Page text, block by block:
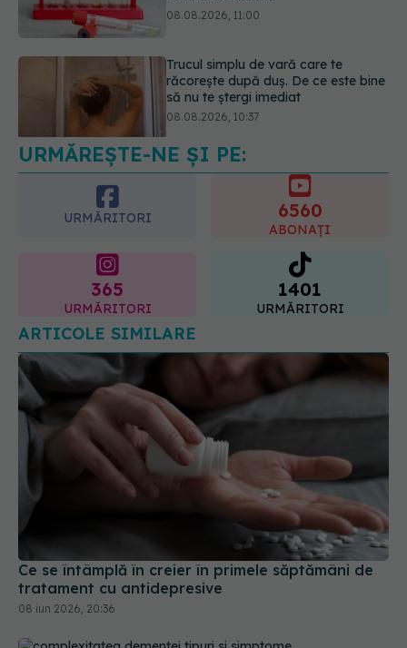
să nu te ștergi imediat
08.08.2026, 10:37
forța musculară cu 30%
08.08.2026, 14:00
URMĂREȘTE-NE ȘI PE:
URMĂRITORI 6560
ABONAȚI
365
URMĂRITORI
1401
URMĂRITORI
ARTICOLE SIMILARE
Ce se întâmplă în creier în primele săptămâni de
tratament cu antidepresive
08 iun 2026, 20:36
Complexitatea demenței: tipuri și simptome.